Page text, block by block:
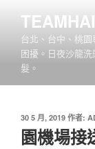
台北、台中、桃
困擾。日夜沙龍
髮。
發
佈
於
30 5 月, 2019 作者:
園機場接